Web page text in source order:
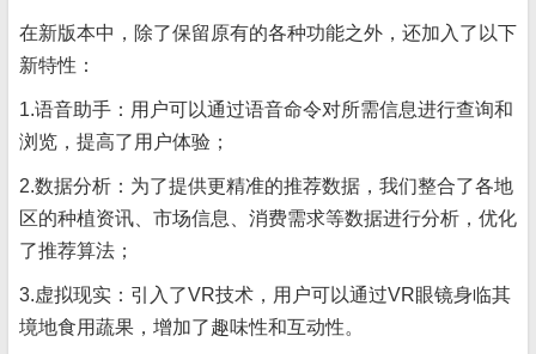
在新版本中，除了保留原有的各种功能之外，还加入了以下
新特性：
1.语音助手：用户可以通过语音命令对所需信息进行查询和
浏览，提高了用户体验；
2.数据分析：为了提供更精准的推荐数据，我们整合了各地
区的种植资讯、市场信息、消费需求等数据进行分析，优化
了推荐算法；
3.虚拟现实：引入了VR技术，用户可以通过VR眼镜身临其
境地食用蔬果，增加了趣味性和互动性。